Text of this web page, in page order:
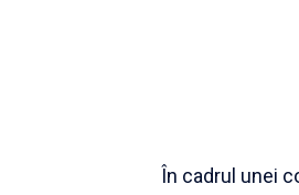
În cadrul unei